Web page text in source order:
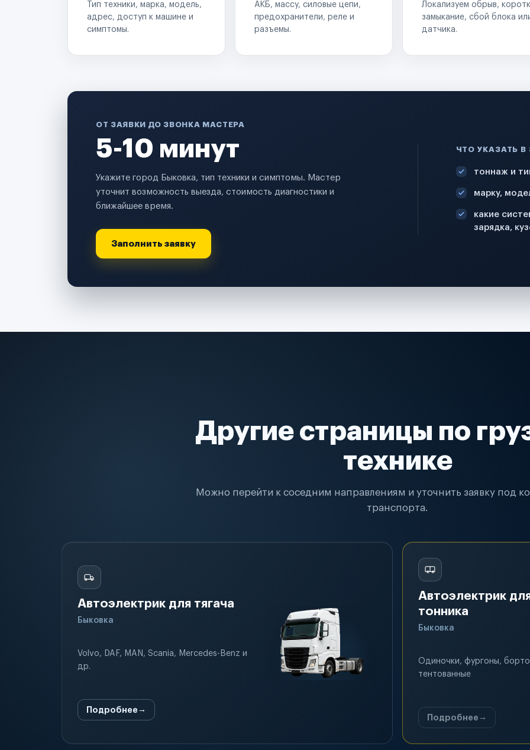
Тип техники, марка, модель,
адрес, доступ к машине и
симптомы.
АКБ, массу, силовые цепи,
предохранители, реле и
разъемы.
Локализуем обрыв,
замыкание, сбой блока
датчика.
ОТ ЗАЯВКИ ДО ЗВОНКА МАСТЕРА
5-10 минут
Укажите город Быковка, тип техники и симптомы. Мастер
уточнит возможность выезда, стоимость диагностики и
ближайшее время.
Заполнить заявку
ЧТО УКАЗАТЬ В
тоннаж и
марку,
какие
зарядка,
Другие страницы по
технике
Можно перейти к соседним направлениям и уточнить заявку под
транспорта.
Автоэлектрик для тягача
Быковка
Volvo, DAF, MAN, Scania, Mercedes-Benz и
др.
Подробнее
Автоэлектрик
тонника
Быковка
Одиночки, фургоны,
тентованные
Подробнее